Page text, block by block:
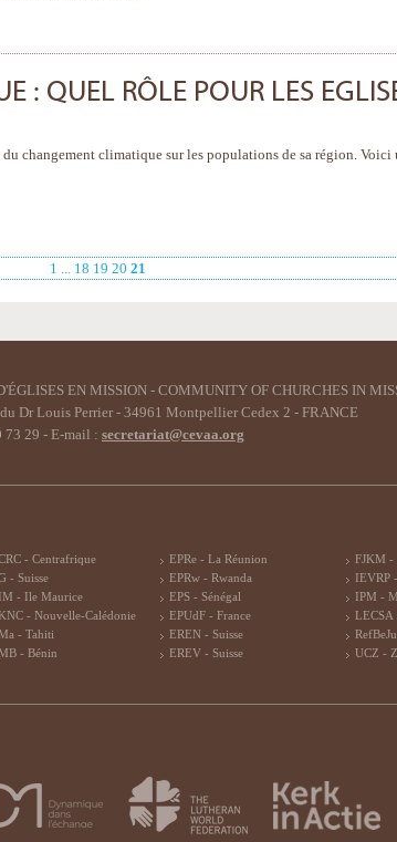
: QUEL RÔLE POUR LES
changement climatique sur les populations de sa région. Voici
1 ... 18 19 20 21
EN MISSION - COMMUNITY OF CHURCHES IN
Dr Louis Perrier - 34961 Montpellier Cedex 2 - FRANCE
73 29 - E-mail : secretariat@cevaa.org
- Centrafrique
- Suisse
- Ile Maurice
- Nouvelle-Calédonie
- Tahiti
- Bénin
EPRe - La Réunion
EPRw - Rwanda
EPS - Sénégal
EPUdF - France
EREN - Suisse
EREV - Suisse
FJKM -
IEVRP
IPM -
LECSA
UCZ -